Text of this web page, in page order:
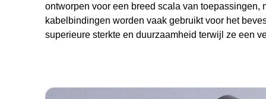
ontworpen voor een breed scala van toepassingen,
kabelbindingen worden vaak gebruikt voor het
superieure sterkte en duurzaamheid terwijl ze een